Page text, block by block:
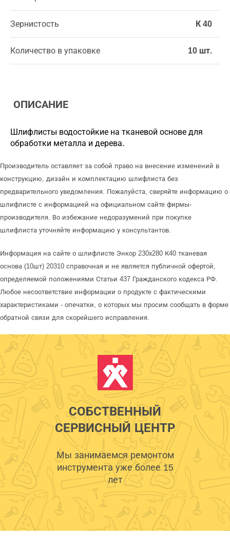
Зернистость К 40
Количество в упаковке 10 шт.
ОПИСАНИЕ
Шлифлисты водостойкие на тканевой основе для
обработки металла и дерева.
Производитель оставляет за собой право на внесение изменений в
конструкцию, дизайн и комплектацию шлифлиста без
предварительного уведомления. Пожалуйста, сверяйте информацию о
шлифлисте с информацией на официальном сайте фирмы-
производителя. Во избежание недоразумений при покупке
шлифлиста уточняйте информацию у консультантов.
Информация на сайте о шлифлисте Энкор 230х280 К40 тканевая
основа (10шт) 20310 справочная и не является публичной офертой,
определяемой положениями Статьи 437 Гражданского кодекса РФ.
Любое несоответствие информации о продукте с фактическими
характеристиками - опечатки, о которых мы просим сообщать в форме
обратной связи для скорейшего исправления.
СОБСТВЕННЫЙ
СЕРВИСНЫЙ ЦЕНТР
Мы занимаемся ремонтом
инструмента уже более 15
лет